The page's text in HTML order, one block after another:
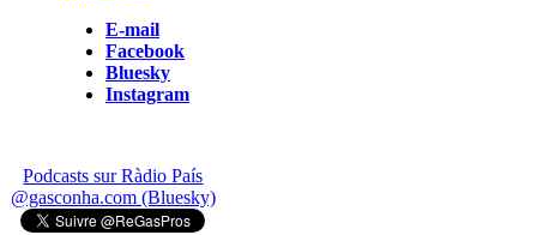
E-mail
Facebook
Bluesky
Instagram
Podcasts sur Ràdio País
@gasconha.com (Bluesky)